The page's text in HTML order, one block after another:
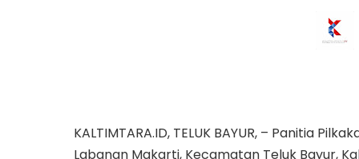
KALTIMTARA.ID, TELUK BAYUR, – Panitia
Labanan Makarti, Kecamatan Teluk Bayur,